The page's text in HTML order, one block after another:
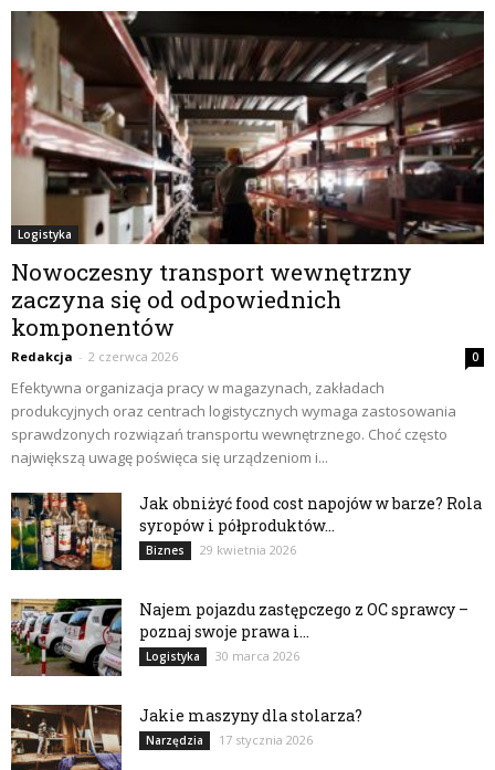
Logistyka
Nowoczesny transport wewnętrzny
zaczyna się od odpowiednich
komponentów
Redakcja - 2 czerwca 2026 0
Efektywna organizacja pracy w magazynach, zakładach
produkcyjnych oraz centrach logistycznych wymaga zastosowania
sprawdzonych rozwiązań transportu wewnętrznego. Choć często
największą uwagę poświęca się urządzeniom i...
Jak obniżyć food cost napojów w barze? Rola
syropów i półproduktów...
Biznes 29 kwietnia 2026
Najem pojazdu zastępczego z OC sprawcy –
poznaj swoje prawa i...
Logistyka 30 marca 2026
Jakie maszyny dla stolarza?
Narzędzia 17 stycznia 2026